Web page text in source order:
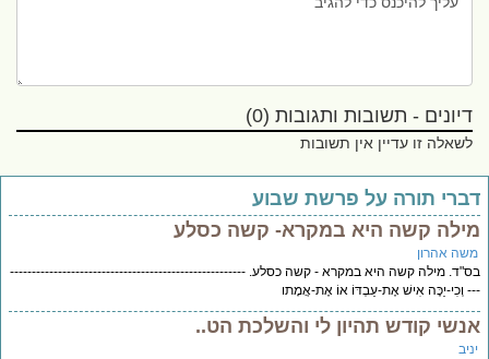
דיונים - תשובות ותגובות (0)
לשאלה זו עדיין אין תשובות
תורה על פרשת שבוע
קשה היא במקרא- קשה כסלע
אהרון
מילה קשה היא במקרא - קשה כסלע. ------------------------------------------------------
וְכִי-יַכֶּה אִישׁ אֶת-עַבְדּוֹ אוֹ אֶת-אֲמָתו
קודש תהיון לי והשלכת הט..